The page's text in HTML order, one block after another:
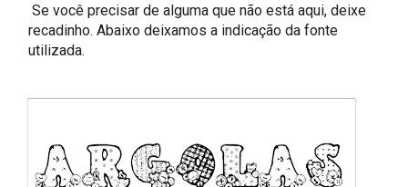
Se você precisar de alguma que não está aqui, deixe
recadinho. Abaixo deixamos a indicação da fonte
utilizada.